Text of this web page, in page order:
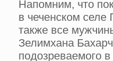
Напомним, что
в чеченском селе
также все
Зелимхана
подозреваемого